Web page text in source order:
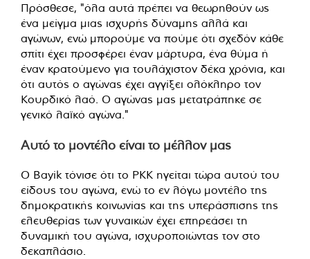
Πρόσθεσε, "όλα αυτά πρέπει να θεωρηθούν ως
ένα μείγμα μιας ισχυρής δύναμης αλλά και
αγώνων, ενώ μπορούμε να πούμε ότι σχεδόν κάθε
σπίτι έχει προσφέρει έναν μάρτυρα, ένα θύμα ή
έναν κρατούμενο για τουλάχιστον δέκα χρόνια, και
ότι αυτός ο αγώνας έχει αγγίξει ολόκληρο τον
Κουρδικό λαό. Ο αγώνας μας μετατράπηκε σε
γενικό λαϊκό αγώνα."
Αυτό το μοντέλο είναι το μέλλον μας
Ο Bayik τόνισε ότι το PKK ηγείται τώρα αυτού του
είδους του αγώνα, ενώ το εν λόγω μοντέλο της
δημοκρατικής κοινωνίας και της υπεράσπισης της
ελευθερίας των γυναικών έχει επηρεάσει τη
δυναμική του αγώνα, ισχυροποιώντας τον στο
δεκαπλάσιο.